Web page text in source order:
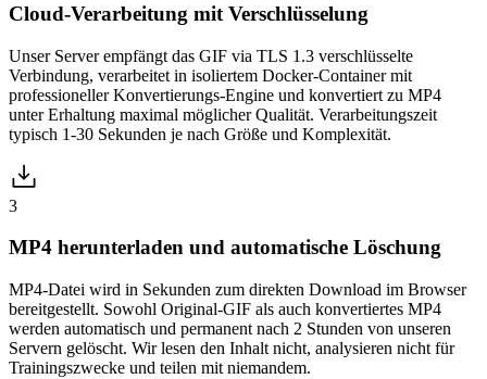
Cloud-Verarbeitung mit Verschlüsselung
Unser Server empfängt das GIF via TLS 1.3 verschlüsselte
Verbindung, verarbeitet in isoliertem Docker-Container mit
professioneller Konvertierungs-Engine und konvertiert zu MP4
unter Erhaltung maximal möglicher Qualität. Verarbeitungszeit
typisch 1-30 Sekunden je nach Größe und Komplexität.
3
MP4 herunterladen und automatische Löschung
MP4-Datei wird in Sekunden zum direkten Download im Browser
bereitgestellt. Sowohl Original-GIF als auch konvertiertes MP4
werden automatisch und permanent nach 2 Stunden von unseren
Servern gelöscht. Wir lesen den Inhalt nicht, analysieren nicht für
Trainingszwecke und teilen mit niemandem.